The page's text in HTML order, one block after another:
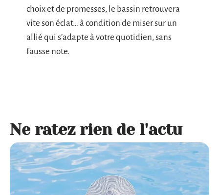
choix et de promesses, le bassin retrouvera
vite son éclat… à condition de miser sur un
allié qui s’adapte à votre quotidien, sans
fausse note.
Ne ratez rien de l'actu